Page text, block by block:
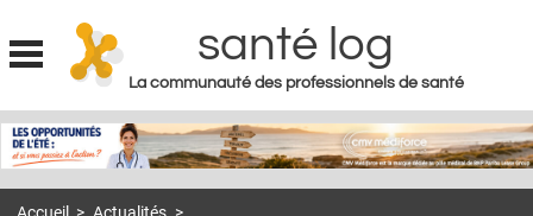
Jump to navigation
santé log
La communauté des professionnels de santé
MON COMPTE